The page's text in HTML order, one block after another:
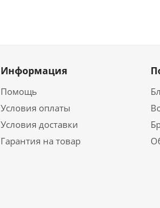
Информация
Помощь
Условия оплаты
Условия доставки
Гарантия на товар